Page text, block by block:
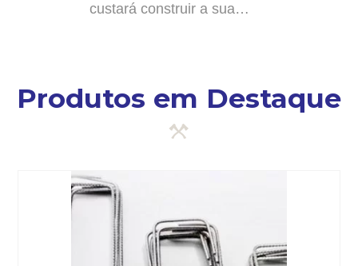
custará construir a sua…
Produtos em Destaque